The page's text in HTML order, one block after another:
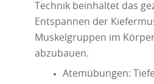
Technik beinhaltet das
Entspannen der
Muskelgruppen im
abzubauen.
Atemübungen: